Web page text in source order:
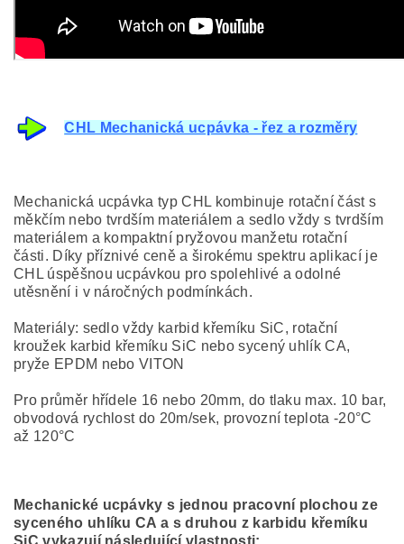
CHL Mechanická ucpávka - řez a rozměry
Mechanická ucpávka typ CHL kombinuje rotační část s
měkčím nebo tvrdším materiálem a sedlo vždy s tvrdším
materiálem a kompaktní pryžovou manžetu rotační
části. Díky příznivé ceně a širokému spektru aplikací je
CHL úspěšnou ucpávkou pro spolehlivé a odolné
utěsnění i v náročných podmínkách.
Materiály: sedlo vždy karbid křemíku SiC, rotační
kroužek karbid křemíku SiC nebo sycený uhlík CA,
pryže EPDM nebo VITON
Pro průměr hřídele 16 nebo 20mm, do tlaku max. 10 bar,
obvodová rychlost do 20m/sek, provozní teplota -20°C
až 120°C
Mechanické ucpávky s jednou pracovní plochou ze
syceného uhlíku CA a s druhou z karbidu křemíku
SiC vykazují následující vlastnosti: